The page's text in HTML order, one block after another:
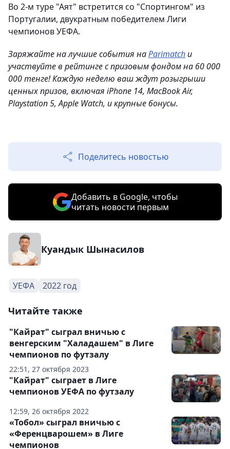
Во 2-м туре "Аят" встретится со "Спортингом" из
Португалии, двукратным победителем Лиги
чемпионов УЕФА.
Заряжайте на лучшие события наParimatch и
участвуйте в рейтинге с призовым фондом на 60 000
000 тенге! Каждую неделю ваш ждут розыгрыши
ценных призов, включая iPhone 14, MacBook Air,
Playstation 5, Apple Watch, и крупные бонусы.
Поделитесь новостью
Добавить в Google, чтобы
читать новости первым
Куандык Шынасилов
УЕФА 2022 год
Читайте также
22:51, 27 октября 2023
"Кайрат" сыграл вничью с
венгерским "Халадашем" в Лиге
чемпионов по футзалу
12:59, 26 октября 2022
"Кайрат" сыграет в Лиге
чемпионов УЕФА по футзалу
«Тобол» сыграл вничью с
«Ференцварошем» в Лиге
чемпионов